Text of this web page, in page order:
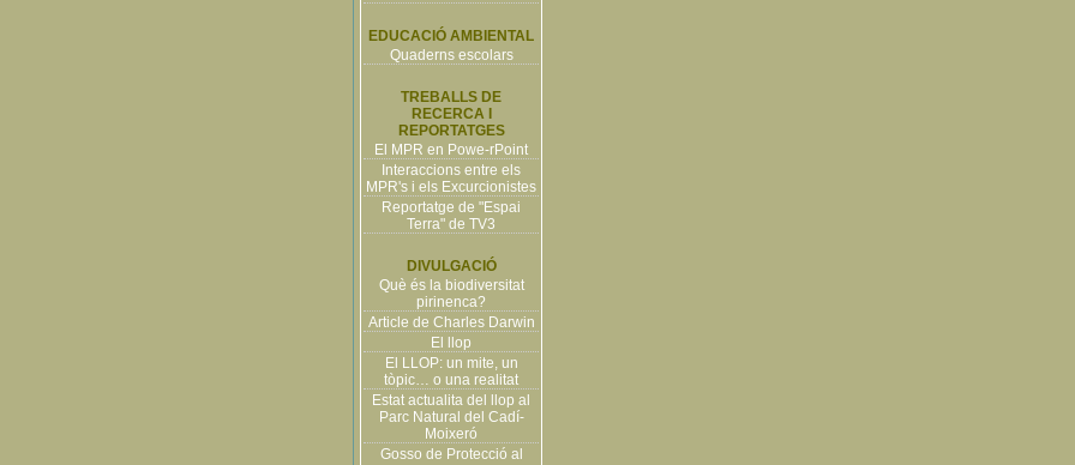
EDUCACIÓ AMBIENTAL
Quaderns escolars
TREBALLS DE
RECERCA I
REPORTATGES
El MPR en Powe-rPoint
Interaccions entre els
MPR's i els Excurcionistes
Reportatge de "Espai
Terra" de TV3
DIVULGACIÓ
Què és la biodiversitat
pirinenca?
Article de Charles Darwin
El llop
El LLOP: un mite, un
tòpic… o una realitat
Estat actualita del llop al
Parc Natural del Cadí-
Moixeró
Gosso de Protecció al